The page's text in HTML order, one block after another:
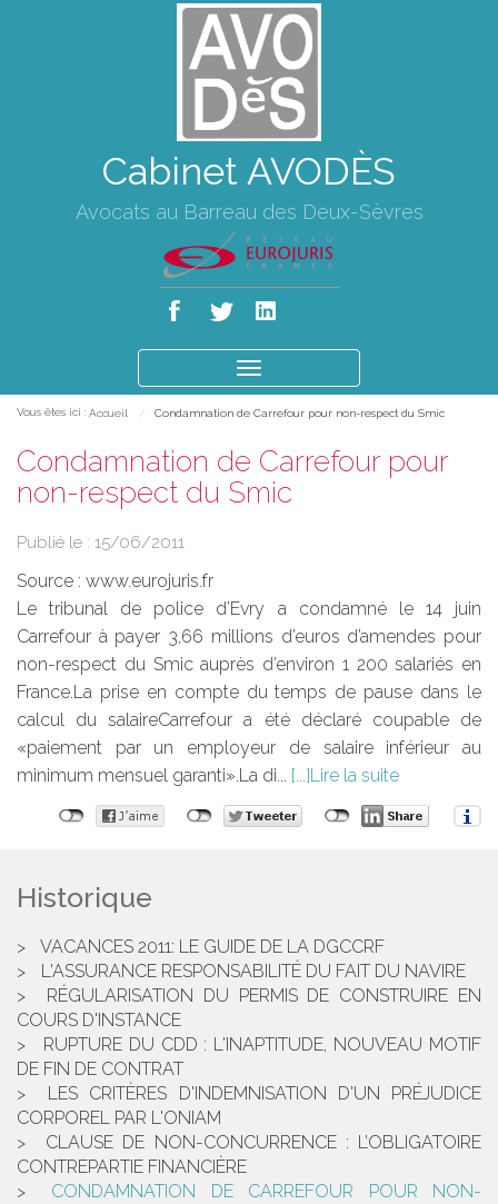
Cabinet AVODÈS
Avocats au Barreau des Deux-Sèvres
le
Vous êtes ici : Accueil Condamnation de Carrefour pour non-respect du Smic
Condamnation de Carrefour pour
non-respect du Smic
Publié le : 15/06/2011
Source : www.eurojuris.fr
Le tribunal de police d’Evry a condamné le 14 juin
Carrefour à payer 3,66 millions d’euros d’amendes pour
non-respect du Smic auprès d’environ 1 200 salariés en
France.La prise en compte du temps de pause dans le
calcul du salaireCarrefour a été déclaré coupable de
«paiement par un employeur de salaire inférieur au
minimum mensuel garanti».La di...
Lire la suite
Historique
VACANCES 2011: LE GUIDE DE LA DGCCRF
L'ASSURANCE RESPONSABILITÉ DU FAIT DU NAVIRE
RÉGULARISATION DU PERMIS DE CONSTRUIRE EN
COURS D'INSTANCE
RUPTURE DU CDD : L'INAPTITUDE, NOUVEAU MOTIF
DE FIN DE CONTRAT
LES CRITÈRES D'INDEMNISATION D'UN PRÉJUDICE
CORPOREL PAR L'ONIAM
CLAUSE DE NON-CONCURRENCE : L’OBLIGATOIRE
CONTREPARTIE FINANCIÈRE
CONDAMNATION DE CARREFOUR POUR NON-